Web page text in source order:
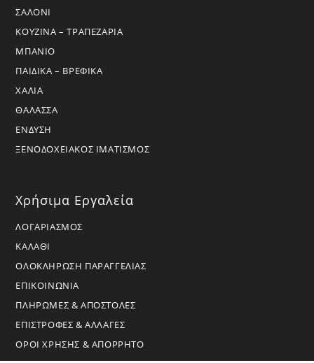
ΣΑΛΟΝΙ
ΚΟΥΖΙΝΑ – ΤΡΑΠΕΖΑΡΙΑ
ΜΠΑΝΙΟ
ΠΑΙΔΙΚΑ – ΒΡΕΦΙΚΑ
ΧΑΛΙΑ
ΘΑΛΑΣΣΑ
ΕΝΔΥΣΗ
ΞΕΝΟΔΟΧΕΙΑΚΟΣ ΙΜΑΤΙΣΜΟΣ
Χρήσιμα Εργαλεία
ΛΟΓΑΡΙΑΣΜΟΣ
ΚΑΛΑΘΙ
ΟΛΟΚΛΗΡΩΣΗ ΠΑΡΑΓΓΕΛΙΑΣ
ΕΠΙΚΟΙΝΩΝΙΑ
ΠΛΗΡΩΜΕΣ & ΑΠΟΣΤΟΛΕΣ
ΕΠΙΣΤΡΟΦΕΣ & ΑΛΛΑΓΕΣ
ΟΡΟΙ ΧΡΗΣΗΣ & ΑΠΟΡΡΗΤΟ